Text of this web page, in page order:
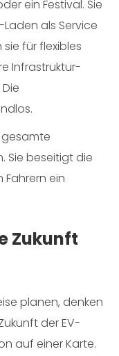
ein Festival. Sie
als Service
für flexibles
Infrastruktur-
Sie beseitigt die
ein
Zukunft
planen, denken
der EV-
auf einer Karte.